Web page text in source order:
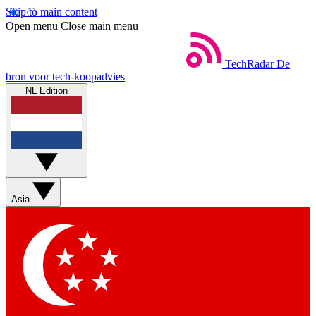
Skip to main content
Open menu Close main menu
TechRadar De
bron voor tech-koopadvies
NL Edition
Asia